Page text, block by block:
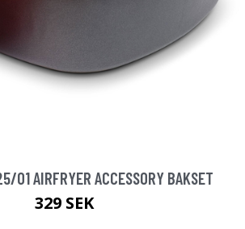
01 AIRFRYER ACCESSORY BAKSET
329 SEK